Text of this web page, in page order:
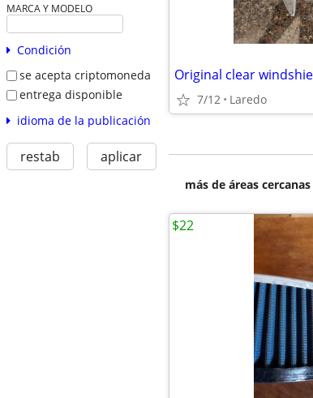
MARCA Y MODELO
Condición
se acepta criptomoneda
entrega disponible
idioma de la publicación
restab aplicar
7/12 Laredo
más de áreas
$22